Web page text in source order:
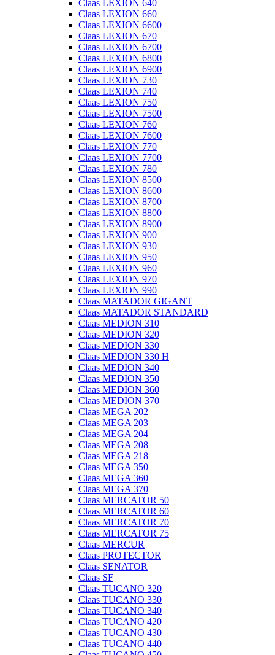
Claas LEXION 640
Claas LEXION 660
Claas LEXION 6600
Claas LEXION 670
Claas LEXION 6700
Claas LEXION 6800
Claas LEXION 6900
Claas LEXION 730
Claas LEXION 740
Claas LEXION 750
Claas LEXION 7500
Claas LEXION 760
Claas LEXION 7600
Claas LEXION 770
Claas LEXION 7700
Claas LEXION 780
Claas LEXION 8500
Claas LEXION 8600
Claas LEXION 8700
Claas LEXION 8800
Claas LEXION 8900
Claas LEXION 900
Claas LEXION 930
Claas LEXION 950
Claas LEXION 960
Claas LEXION 970
Claas LEXION 990
Claas MATADOR GIGANT
Claas MATADOR STANDARD
Claas MEDION 310
Claas MEDION 320
Claas MEDION 330
Claas MEDION 330 H
Claas MEDION 340
Claas MEDION 350
Claas MEDION 360
Claas MEDION 370
Claas MEGA 202
Claas MEGA 203
Claas MEGA 204
Claas MEGA 208
Claas MEGA 218
Claas MEGA 350
Claas MEGA 360
Claas MEGA 370
Claas MERCATOR 50
Claas MERCATOR 60
Claas MERCATOR 70
Claas MERCATOR 75
Claas MERCUR
Claas PROTECTOR
Claas SENATOR
Claas SF
Claas TUCANO 320
Claas TUCANO 330
Claas TUCANO 340
Claas TUCANO 420
Claas TUCANO 430
Claas TUCANO 440